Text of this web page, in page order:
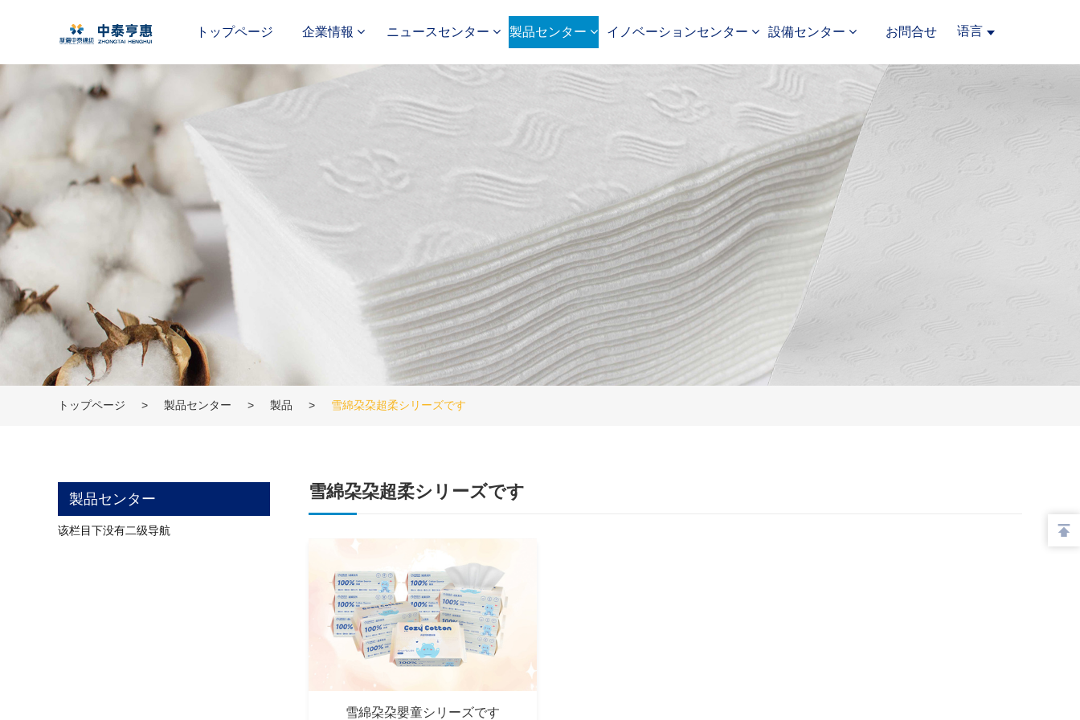
トップページ 企業情報 ニュースセンター 製品センター イノベーションセンター 設備センター お問合せ 语言
トップページ > 製品センター > 製品 > 雪綿朶朶超柔シリーズです
製品センター
该栏目下没有二级导航
雪綿朶朶超柔シリーズです
雪綿朶朶嬰童シリーズです